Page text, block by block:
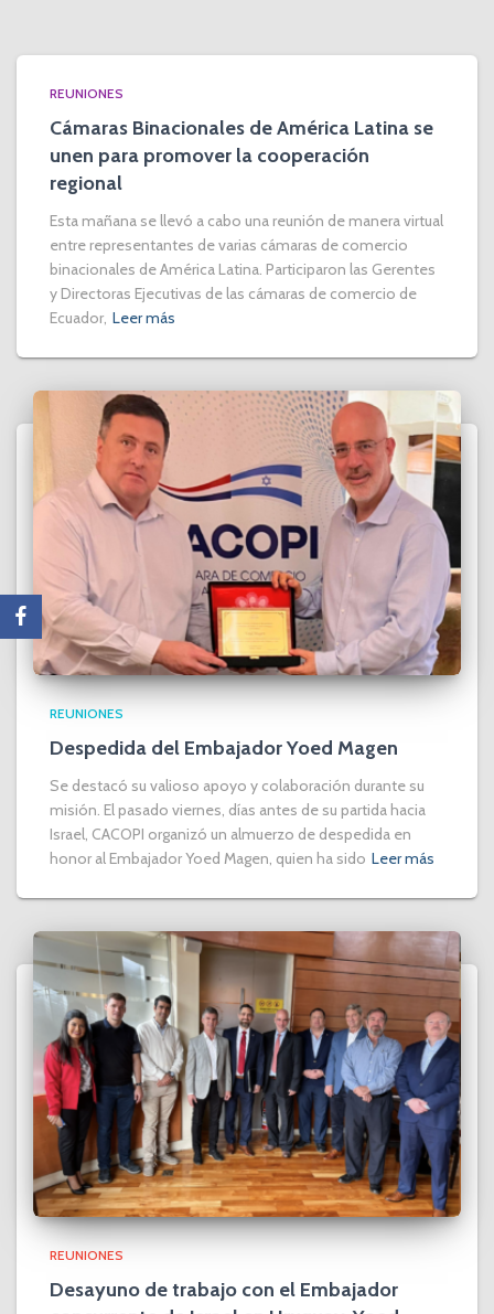
REUNIONES
Cámaras Binacionales de América Latina se
unen para promover la cooperación
regional
Esta mañana se llevó a cabo una reunión de manera virtual
entre representantes de varias cámaras de comercio
binacionales de América Latina. Participaron las Gerentes
y Directoras Ejecutivas de las cámaras de comercio de
Ecuador, Leer más
REUNIONES
Despedida del Embajador Yoed Magen
Se destacó su valioso apoyo y colaboración durante su
misión. El pasado viernes, días antes de su partida hacia
Israel, CACOPI organizó un almuerzo de despedida en
honor al Embajador Yoed Magen, quien ha sido Leer más
REUNIONES
Desayuno de trabajo con el Embajador